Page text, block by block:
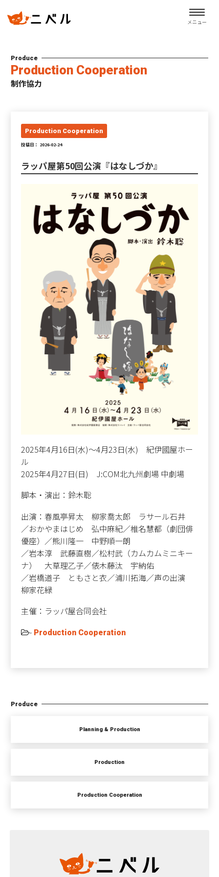
メニュー
Produce
Production Cooperation
制作協力
Production Cooperation
投稿日： 2026-02-24
ラッパ屋第50回公演『はなしづか』
2025年4月16日(水)～4月23日(水) 紀伊國屋ホー
ル
2025年4月27日(日) J:COM北九州劇場 中劇場
脚本・演出：鈴木聡
出演：春風亭昇太 柳家喬太郎 ラサール石井
／おかやまはじめ 弘中麻紀／椎名慧都（劇団俳
優座）／熊川隆一 中野順一朗
／岩本淳 武藤直樹／松村武（カムカムミニキー
ナ） 大草理乙子／俵木藤汰 宇納佑
／岩橋道子 ともさと衣／浦川拓海／声の出演
柳家花緑
主催：ラッパ屋合同会社
- Production Cooperation
Produce
Planning & Production
Production
Production Cooperation